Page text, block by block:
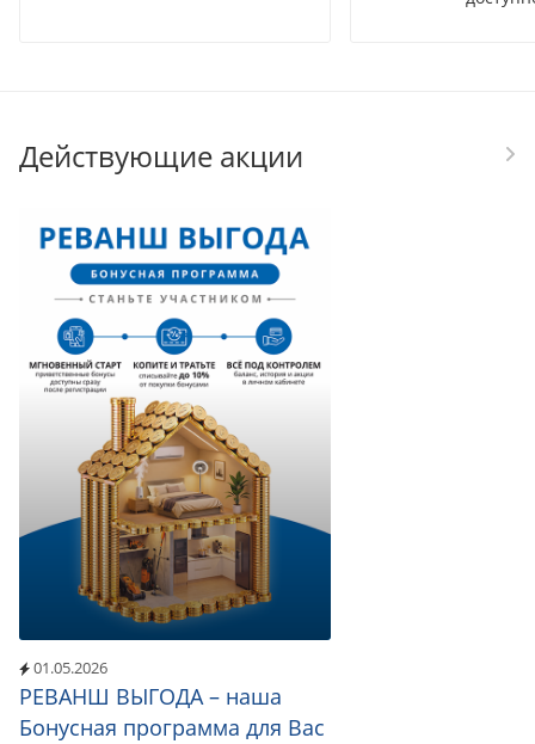
Действующие акции
01.05.2026
РЕВАНШ ВЫГОДА – наша
Бонусная программа для Вас